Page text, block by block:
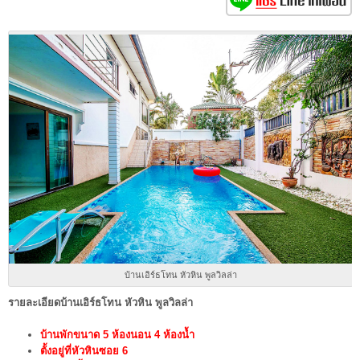
บ้านเอิร์ธโทน หัวหิน พูลวิลล่า
รายละเอียดบ้านเอิร์ธโทน หัวหิน พูลวิลล่า
บ้านพักขนาด 5 ห้องนอน 4 ห้องน้ำ
ตั้งอยู่ที่หัวหินซอย 6